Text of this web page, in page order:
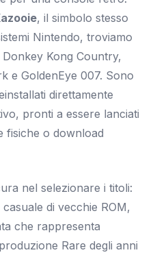
, il simbolo stesso
Nintendo, troviamo
Kong Country,
e GoldenEye 007. Sono
direttamente
pronti a essere lanciati
fisiche o download
nel selezionare i titoli:
di vecchie ROM,
che rappresenta
Rare degli anni